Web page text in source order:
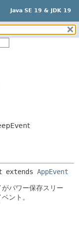
Java SE 19 & JDK 19
済
ド
ルド
extends AppEvent
パワー保存スリー
ント。